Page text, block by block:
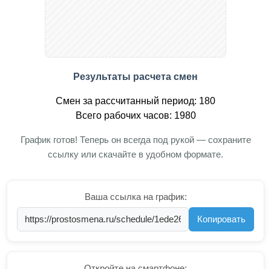
Результаты расчета смен
Смен за рассчитанный период: 180
Всего рабочих часов: 1980
График готов! Теперь он всегда под рукой — сохраните
ссылку или скачайте в удобном формате.
Ваша ссылка на график:
Копировать